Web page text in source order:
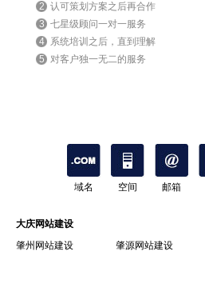
2 认可策划方案之后再合作
3 七星级顾问一对一服务
4
系统培训之后，直到理解
5 对客户独一无二的服务
域名 空间 邮箱
大庆网站建设
肇州网站建设
肇源网站建设